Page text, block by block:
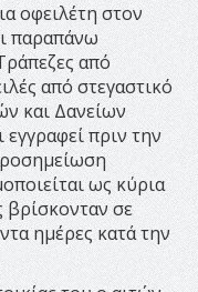
οφειλέτη στον
παραπάνω
από
από στεγαστικό
και Δανείων
εγγραφεί πριν την
ως κύρια
βρίσκονταν σε
ημέρες κατά την